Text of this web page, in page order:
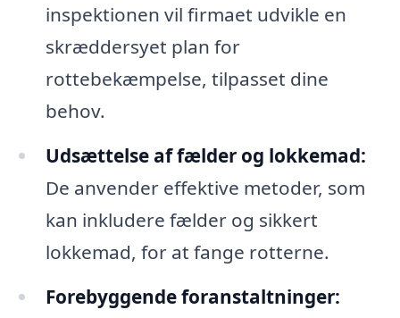
inspektionen vil firmaet udvikle en
skræddersyet plan for
rottebekæmpelse, tilpasset dine
behov.
Udsættelse af fælder og lokkemad:
De anvender effektive metoder, som
kan inkludere fælder og sikkert
lokkemad, for at fange rotterne.
Forebyggende foranstaltninger: